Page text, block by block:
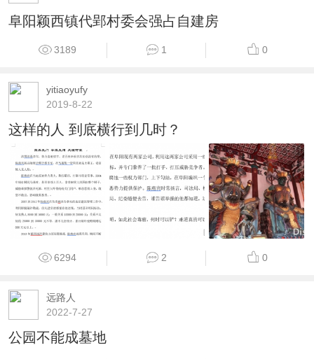
阜阳颖西镇代郢村委会强占自建房
3189 1 0
yitiaoyufy
2019-8-22
这样的人 到底横行到几时？
6294 2 0
远路人
2022-7-27
公园不能成墓地